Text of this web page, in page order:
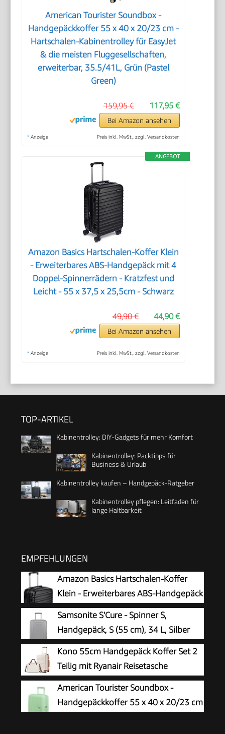
American Tourister Soundbox -
Handgepäckkoffer 55 x 40 x 20/23 cm -
Hartschalen-Kabinentrolley für EasyJet
& die meisten Fluggesellschaften,
erweiterbar, 35.5/41L, Grün (Pastel
Green)
117,95 €
159,95 €
Bei Amazon ansehen
* Anzeige Preis inkl. MwSt., zzgl. Versandkosten
ANGEBOT
Amazon Basics Hartschalen-Koffer Klein
- Erweiterbares ABS-Handgepäck mit 4
Doppel-Spinnerrädern - Kratzfest und
Leicht - 55 x 37,5 x 25,5cm - Schwarz
44,90 €
49,90 €
Bei Amazon ansehen
* Anzeige Preis inkl. MwSt., zzgl. Versandkosten
TOP-ARTIKEL
Kabinentrolley: DIY-Gadgets für mehr Komfort
Kabinentrolley: Packtipps für
Business & Urlaub
Kabinentrolley kaufen – Handgepäck-Ratgeber
Kabinentrolley pflegen: Leitfaden für
lange Haltbarkeit
EMPFEHLUNGEN
Amazon Basics Hartschalen-Koffer
Klein - Erweiterbares ABS-Handgepäck
mit 4 Doppel-Spinnerrädern - Kratzfest
und Leicht - 55 x 37,5 x 25,5cm -
Schwarz
Samsonite S'Cure - Spinner S,
Handgepäck, S (55 cm), 34 L, Silber
(Silver)
Kono 55cm Handgepäck Koffer Set 2
Teilig mit Ryanair Reisetasche
40x30x20cm
American Tourister Soundbox -
Handgepäckkoffer 55 x 40 x 20/23 cm